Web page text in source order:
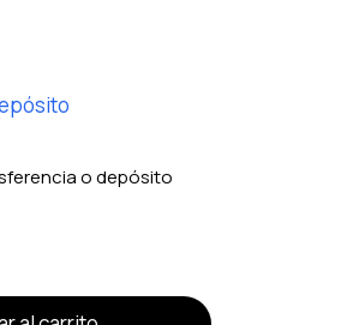
o depósito